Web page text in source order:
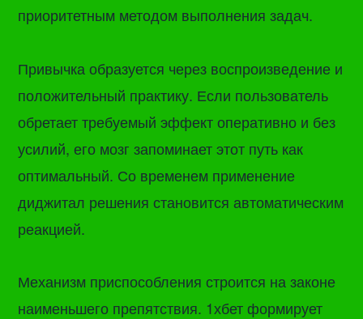
приоритетным методом выполнения задач.
Привычка образуется через воспроизведение и
положительный практику. Если пользователь
обретает требуемый эффект оперативно и без
усилий, его мозг запоминает этот путь как
оптимальный. Со временем применение
диджитал решения становится автоматическим
реакцией.
Механизм приспособления строится на законе
наименьшего препятствия. 1хбет формирует